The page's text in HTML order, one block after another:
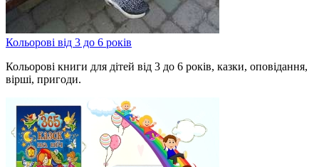
Кольорові від 3 до 6 років
Кольорові книги для дітей від 3 до 6 років, казки, оповідання,
вірші, пригоди.